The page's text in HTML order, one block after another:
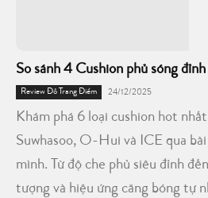
So sánh 4 Cushion phủ sóng
Review Đồ Trang Điểm 24/12/2025
Khám phá 6 loại cushion hot
Suwhasoo, O-Hui và ICE qua
mình. Từ độ che phủ siêu đỉnh
tượng và hiệu ứng căng bóng tự